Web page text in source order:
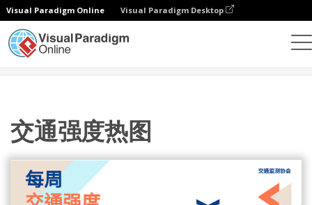
Visual Paradigm Online Visual Paradigm Desktop
交通强度热图